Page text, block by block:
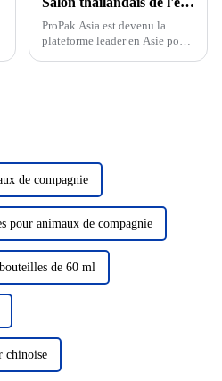
ProPak Asia est devenu la
plateforme leader en Asie pour
de compagnie
pour animaux de compagnie
de 60 ml
chinoise